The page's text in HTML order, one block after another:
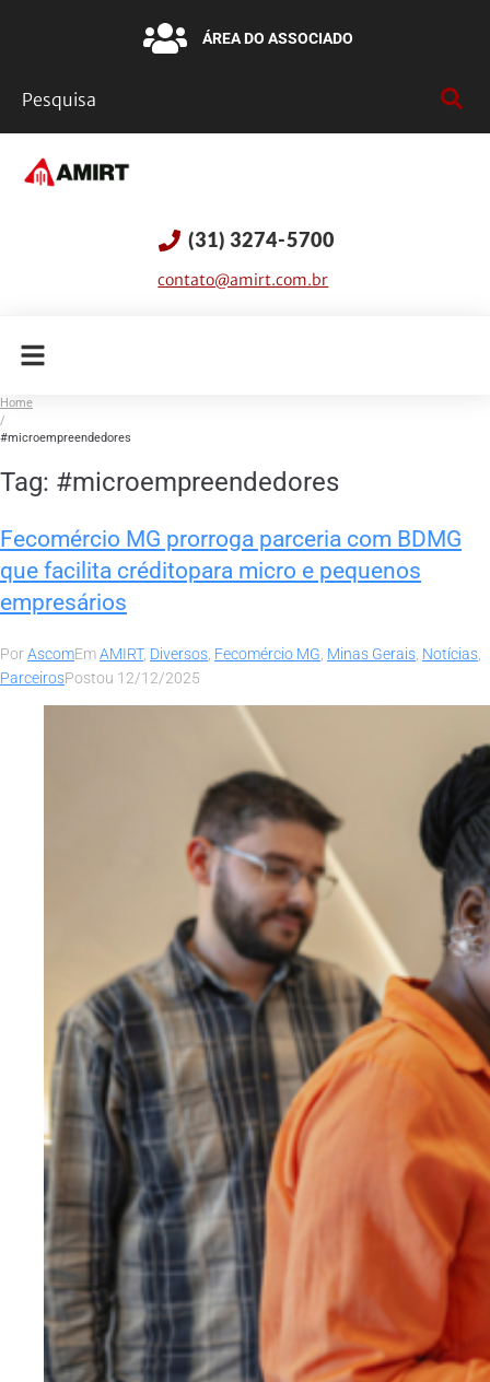
ÁREA DO ASSOCIADO
(31) 3274-5700
contato@amirt.com.br
Home
/
#microempreendedores
Tag: #microempreendedores
Fecomércio MG prorroga parceria com BDMG
que facilita créditopara micro e pequenos
empresários
PorAscomEmAMIRT, Diversos, Fecomércio MG, Minas Gerais, Notícias,
ParceirosPostou 12/12/2025